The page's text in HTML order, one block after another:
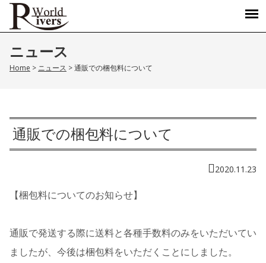
ニュース
Home > ニュース >通販での梱包料について
通販での梱包料について
2020.11.23
【梱包料についてのお知らせ】
通販で発送する際に送料と各種手数料のみをいただいてい
ましたが、今後は梱包料をいただくことにしました。